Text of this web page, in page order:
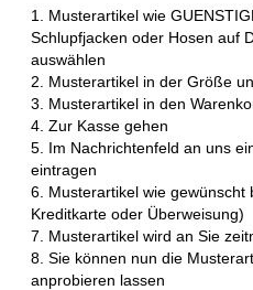
1. Musterartikel wie
Schlupfjacken oder Hosen auf
auswählen
2. Musterartikel in der Größe
3. Musterartikel in den
4. Zur Kasse gehen
5. Im Nachrichtenfeld an uns
eintragen
6. Musterartikel wie gewünscht
Kreditkarte oder Überweisung)
7. Musterartikel wird an Sie
8. Sie können nun die
anprobieren lassen